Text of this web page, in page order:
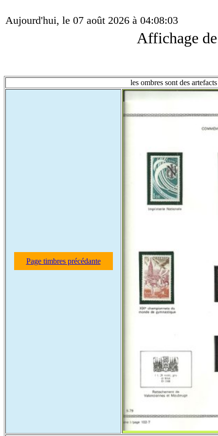
Aujourd'hui, le 07 août 2026 à 04:08:03
Affichage
les ombres sont des
Page timbres précédante